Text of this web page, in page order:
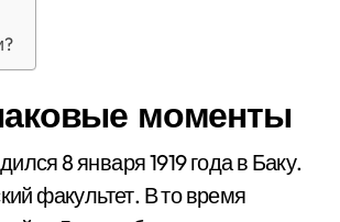
моменты
8 января 1919 года в Баку.
факультет. В то время